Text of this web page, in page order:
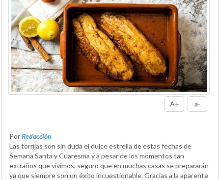
A+ a-
PorRedacción
Las torrijas son sin duda el dulce estrella de estas fechas de
Semana Santa y Cuaresma y a pesar de los momentos tan
extraños que vivimos, seguro que en muchas casas se prepararán
ya que siempre son un éxito incuestionable. Gracias a la aparente